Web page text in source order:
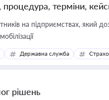
процедура, терміни,
на підприємствах, який
Державна служба
рішень